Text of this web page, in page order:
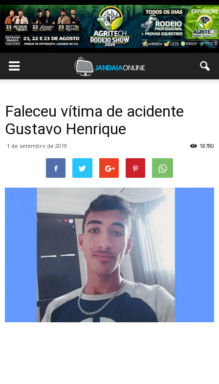
Faleceu vítima de acidente
Gustavo Henrique
1 de setembro de 2019 18780